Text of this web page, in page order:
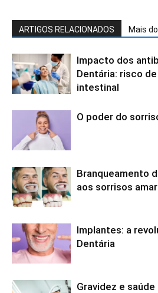
ARTIGOS RELACIONADOS Mais
Impacto dos
Dentária: risco
intestinal
O poder do
Branqueamento
aos sorrisos
Implantes: a
Dentária
Gravidez e